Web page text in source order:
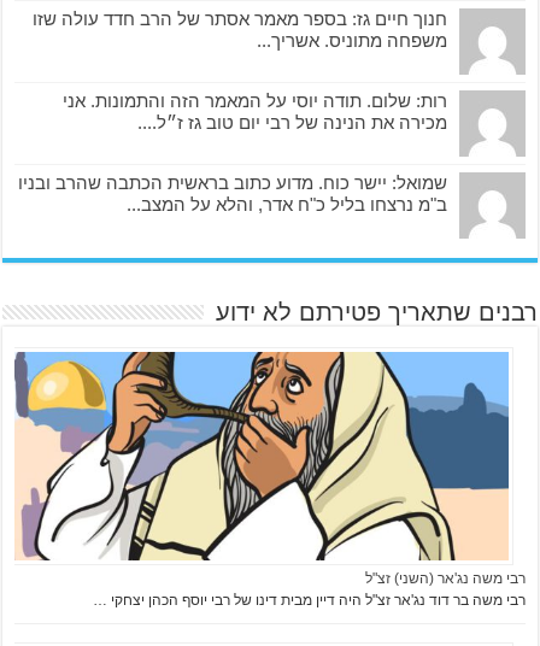
חנוך חיים גז: בספר מאמר אסתר של הרב חדד עולה שזו
משפחה מתוניס. אשריך...
רות: שלום. תודה יוסי על המאמר הזה והתמונות. אני
מכירה את הנינה של רבי יום טוב גז ז״ל....
שמואל: יישר כוח. מדוע כתוב בראשית הכתבה שהרב ובניו
ב"מ נרצחו בליל כ"ח אדר, והלא על המצב...
רבנים שתאריך פטירתם לא ידוע
רבי משה נג'אר (השני) זצ"ל
רבי משה בר דוד נג'אר זצ"ל היה דיין מבית דינו של רבי יוסף הכהן יצחקי …